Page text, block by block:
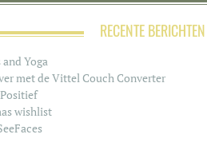
RECENTE BERICHTEN
Yoga
met de Vittel Couch Converter
wishlist